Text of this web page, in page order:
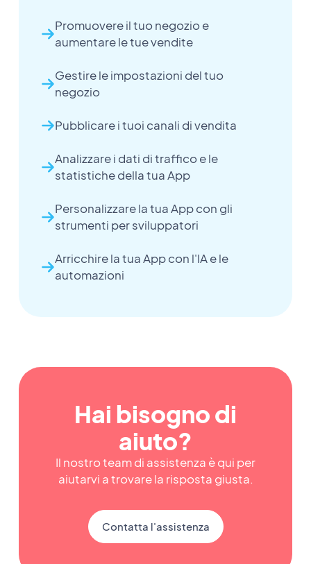
Promuovere il tuo negozio e
aumentare le tue vendite
Gestire le impostazioni del tuo
negozio
Pubblicare i tuoi canali di vendita
Analizzare i dati di traffico e le
statistiche della tua App
Personalizzare la tua App con gli
strumenti per sviluppatori
Arricchire la tua App con l'IA e le
automazioni
Hai bisogno di
aiuto?
Il nostro team di assistenza è qui per
aiutarvi a trovare la risposta giusta.
Contatta l'assistenza